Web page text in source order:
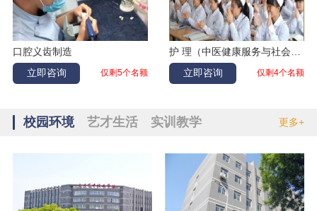
口腔义齿制造
立即咨询
仅剩5个名额
立即咨询
仅剩4个名额
校园环境 艺才生活 实训教学 更多+
张家伟 数控 辽宁大连
马子雯 幼儿教育 黑龙江鹤岗
徐鑫
孙仁伟
苏巧薇 辽宁盘锦
辽宁大连
谷欣怡 计算机应用 辽宁大连